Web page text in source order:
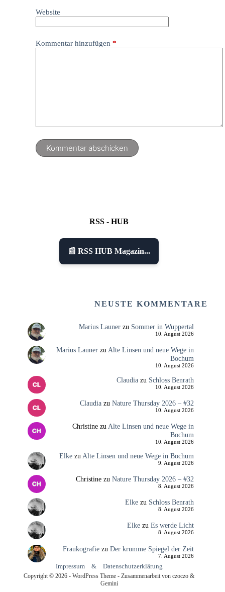
Website
Kommentar hinzufügen *
Kommentar abschicken
RSS - HUB
📰 RSS HUB Magazin...
NEUSTE KOMMENTARE
Marius Launerzu Sommer in Wuppertal
10. August 2026
Marius LaunerzuAlte Linsen und neue Wege in
Bochum
10. August 2026
Claudiazu Schloss Benrath
10. August 2026
Claudiazu Nature Thursday 2026 – #32
10. August 2026
Christinezu Alte Linsen und neue Wege in
Bochum
10. August 2026
Elkezu Alte Linsen und neue Wege in Bochum
9. August 2026
Christinezu Nature Thursday 2026 – #32
8. August 2026
Elkezu Schloss Benrath
8. August 2026
Elkezu Es werde Licht
8. August 2026
Fraukografiezu Der krumme Spiegel der Zeit
7. August 2026
Impressum & Datenschutzerklärung
Copyright © 2026 - WordPress Theme - Zusammenarbeit von czoczo &
Gemini